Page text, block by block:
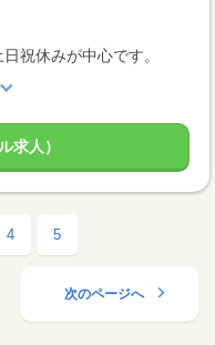
祝休みが中心です。
求人）
4 5
次のページへ